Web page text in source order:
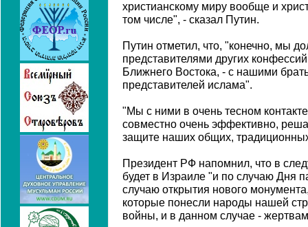
христианскому миру вообще и
том числе", - сказал Путин.
Путин отметил, что, "конечно, мы
представителями других
Ближнего Востока, - с нашими
представителей ислама".
"Мы с ними в очень тесном
совместно очень эффективно,
защите наших общих,
Президент РФ напомнил, что в
будет в Израиле "и по случаю Дня
случаю открытия нового
которые понесли народы нашей
войны, и в данном случае -